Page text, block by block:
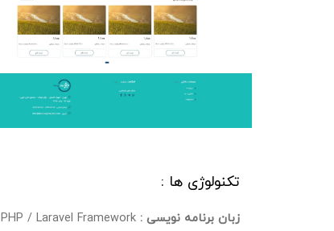
تکنولوژی ها :
زبان برنامه نویسی : PHP / Laravel Framework